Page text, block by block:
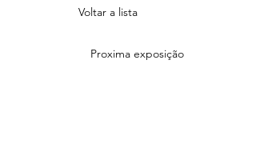
Voltar a lista
Proxima exposição